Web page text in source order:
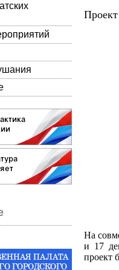
На
и 17
проект